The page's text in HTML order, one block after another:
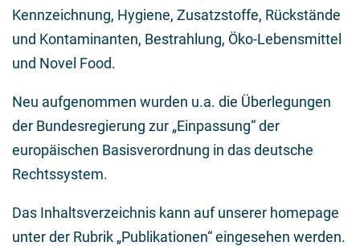
Kennzeichnung, Hygiene, Zusatzstoffe, Rückstände
und Kontaminanten, Bestrahlung, Öko-Lebensmittel
und Novel Food.
Neu aufgenommen wurden u.a. die Überlegungen
der Bundesregierung zur „Einpassung“ der
europäischen Basisverordnung in das deutsche
Rechtssystem.
Das Inhaltsverzeichnis kann auf unserer homepage
unter der Rubrik „Publikationen“ eingesehen werden.